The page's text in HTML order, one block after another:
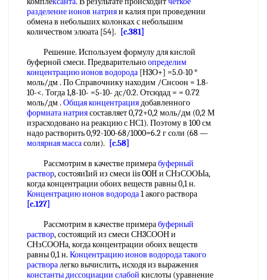
разделениеионов натрияи калия при проведении
обмена в небольших колонках с небольшим
количеством элюата [54].
[c.381]
Решение. Используем формулу для кислой
буферной смеси. Предварительноопределим
концентрацию ионов водорода [Н3О+] =5.0-10 °
моль/дм . По Справочнику находим /Снсоон = 1.8-
10-<. Тогда 1,8-10- =5-10- дс/0.2. Отсюдад = = 0.72
моль/дм . Общая концентрациядобавленного
формиата натриясоставляет 0,72+0,2 моль/дм (0,2 М
израсходовано на реакцию с НС1). Поэтому в 100 см
надо растворить 0,92-100-68/1000=6.2 г соли (68 —
молярная массасоли).
[c.58]
Рассмотрим в качестве примерабуферный
раствор, состояи1ий из смеси iis OOH и СНзСООЫа,
когда концентрации обоих веществ равны 0,1 н.
Концентрацию ионов водорода1 акого раствора
[c.127]
Рассмотрим в качестве примерабуферный
раствор, состоящий из смеси СН3СООН и
СНзСООНа, когда концентрации обоих веществ
равны 0,1 н. Концентрацию ионов водородатакого
растворалегко вычислить, исходя из выражения
константы диссоциации слабой кислоты (уравнение